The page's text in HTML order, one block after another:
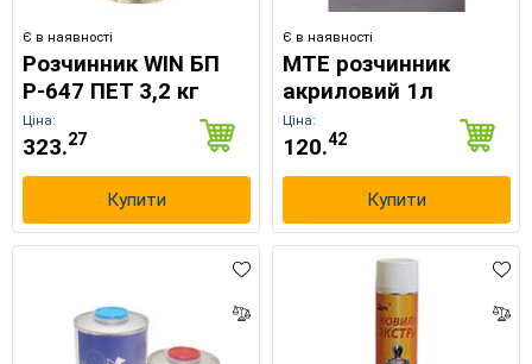
Є в наявності
Розчинник WIN БП
Р-647 ПЕТ 3,2 кг
Ціна:
323.27
Купити
Є в наявності
МТЕ розчинник
акриловий 1л
Ціна:
120.42
Купити